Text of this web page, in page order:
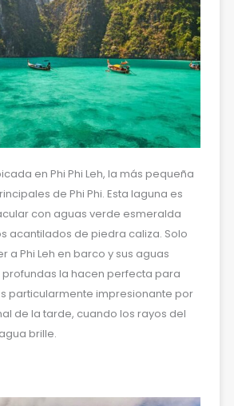
en Phi Phi Leh, la más pequeña
de Phi Phi. Esta laguna es
con aguas verde esmeralda
acantilados de piedra caliza. Solo
a Phi Leh en barco y sus aguas
la hacen perfecta para
particularmente impresionante por
de la tarde, cuando los rayos del
brille.